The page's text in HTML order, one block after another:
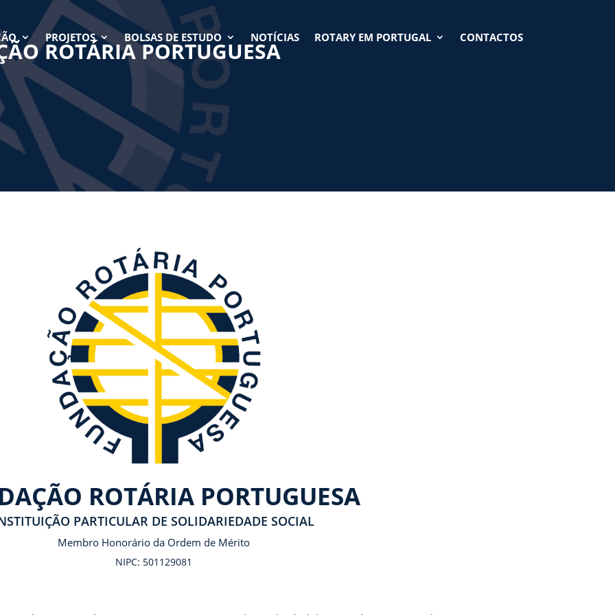
PROJETOS BOLSAS DE ESTUDO NOTÍCIAS ROTARY EM PORTUGAL CONTACTOS
ROTÁRIA PORTUGUESA
ROTÁRIA PORTUGUESA
PARTICULAR DE SOLIDARIEDADE SOCIAL
Membro Honorário da Ordem de Mérito
NIPC: 501129081